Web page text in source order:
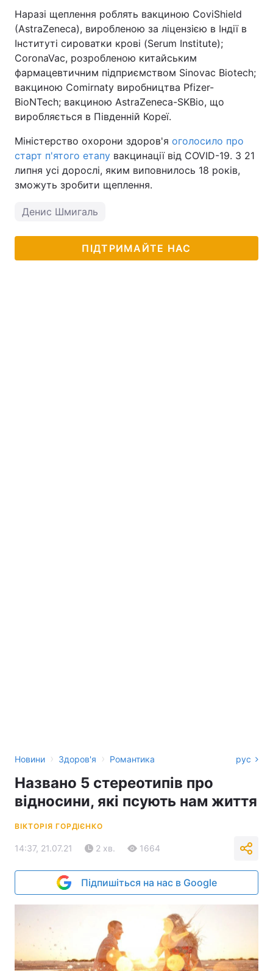
Наразі щеплення роблять вакциною CoviShield
(AstraZeneca), виробленою за ліцензією в Індії в
Інституті сироватки крові (Serum Institute);
CoronaVac, розробленою китайським
фармацевтичним підприємством Sinovac Biotech;
вакциною Comirnaty виробництва Pfizer-
BioNTech; вакциною AstraZeneca-SKBio, що
виробляється в Південній Кореї.
Міністерство охорони здоров'я оголосило про
старт п'ятого етапу вакцинації від COVID-19. З 21
липня усі дорослі, яким виповнилось 18 років,
зможуть зробити щеплення.
Денис Шмигаль
ПІДТРИМАЙТЕ НАС
Новини › Здоров'я › Романтика рус
Названо 5 стереотипів про
відносини, які псують нам життя
ВІКТОРІЯ ГОРДІЄНКО
14:37, 21.07.21 2 хв. 1664
Підпишіться на нас в Google